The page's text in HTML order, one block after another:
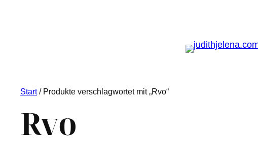
Start/ Produkte verschlagwortet mit „Rvo“
Rvo